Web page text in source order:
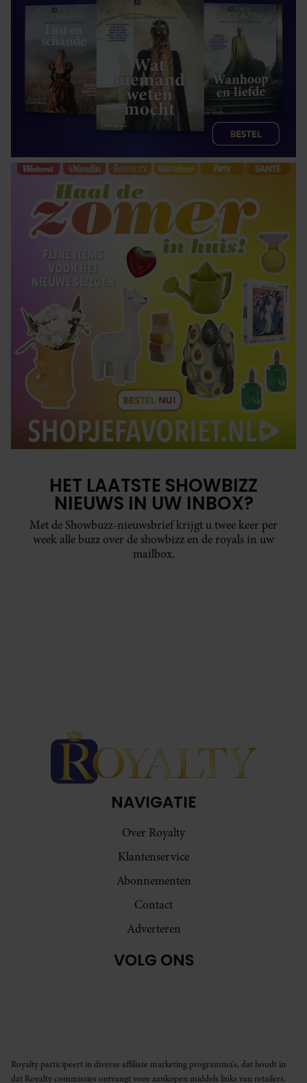
HET LAATSTE SHOWBIZZ
NIEUWS IN UW INBOX?
Met de Showbuzz-nieuwsbrief krijgt u twee keer per
week alle buzz over de showbizz en de royals in uw
mailbox.
NAVIGATIE
Over Royalty
Klantenservice
Abonnementen
Contact
Adverteren
VOLG ONS
Royalty participeert in diverse affiliate marketing programma’s, dat houdt in
dat Royalty commissies ontvangt voor aankopen middels links van retailers.